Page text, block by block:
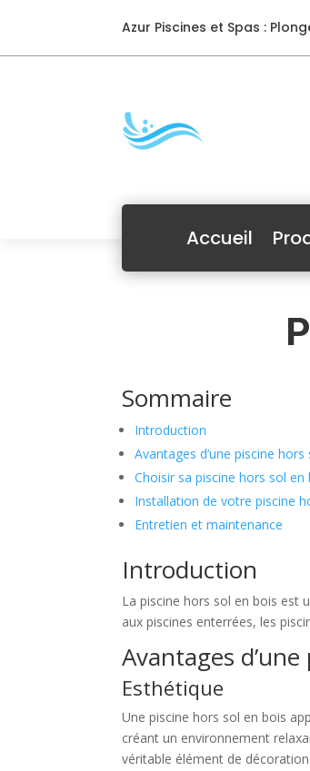
Azur Piscines et Spas :
Accueil
Sommaire
Introduction
Avantages d’une piscine
Choisir sa piscine hors sol en
Installation de votre piscine
Entretien et maintenance
Introduction
La piscine hors sol en bois est
aux piscines enterrées, les
Avantages
Esthétique
Une piscine hors sol en bois
créant un environnement
véritable élément de décoration.